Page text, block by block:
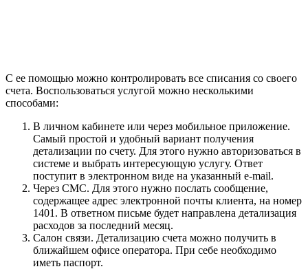
С ее помощью можно контролировать все списания со своего
счета. Воспользоваться услугой можно несколькими
способами:
В личном кабинете или через мобильное приложение.
Самый простой и удобный вариант получения
детализации по счету. Для этого нужно авторизоваться в
системе и выбрать интересующую услугу. Ответ
поступит в электронном виде на указанный e-mail.
Через СМС. Для этого нужно послать сообщение,
содержащее адрес электронной почты клиента, на номер
1401. В ответном письме будет направлена детализация
расходов за последний месяц.
Салон связи. Детализацию счета можно получить в
ближайшем офисе оператора. При себе необходимо
иметь паспорт.